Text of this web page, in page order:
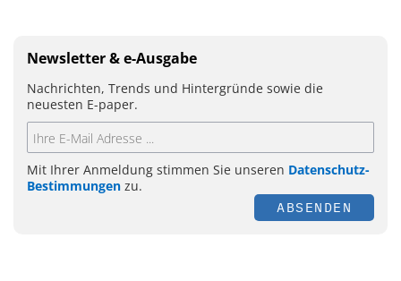
Newsletter & e-Ausgabe
Nachrichten, Trends und Hintergründe sowie die
neuesten E-paper.
Mit Ihrer Anmeldung stimmen Sie unseren Datenschutz-
Bestimmungen zu.
ABSENDEN